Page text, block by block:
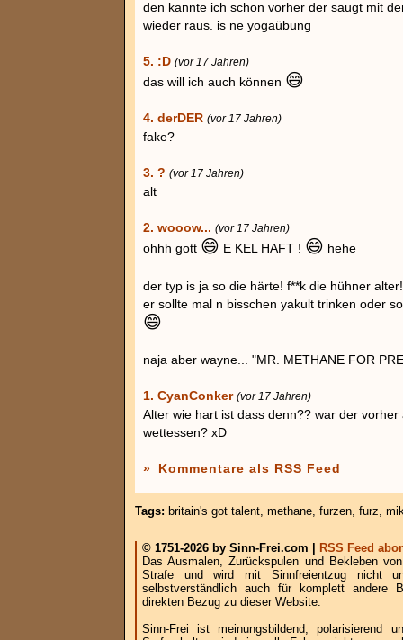
den kannte ich schon vorher der saugt mit
wieder raus. is ne yogaübung
5. :D (vor 17 Jahren)
das will ich auch können 😄
4. derDER (vor 17 Jahren)
fake?
3. ? (vor 17 Jahren)
alt
2. wooow... (vor 17 Jahren)
ohhh gott 😄 E KEL HAFT ! 😄 hehe
der typ is ja so die härte! f**k die hühner
er sollte mal n bisschen yakult trinken oder
😄
naja aber wayne... "MR. METHANE FOR
1. CyanConker (vor 17 Jahren)
Alter wie hart ist dass denn?? war der
wettessen? xD
» Kommentare als RSS Feed
Tags: britain's got talent, methane, furzen, furz,
© 1751-2026 by Sinn-Frei.com |
RSS Feed
Das Ausmalen, Zurückspulen und Bekleben
Strafe und wird mit Sinnfreientzug nicht
selbstverständlich auch für komplett andere
direkten Bezug zu dieser Website.
Sinn-Frei ist meinungsbildend, polarisierend